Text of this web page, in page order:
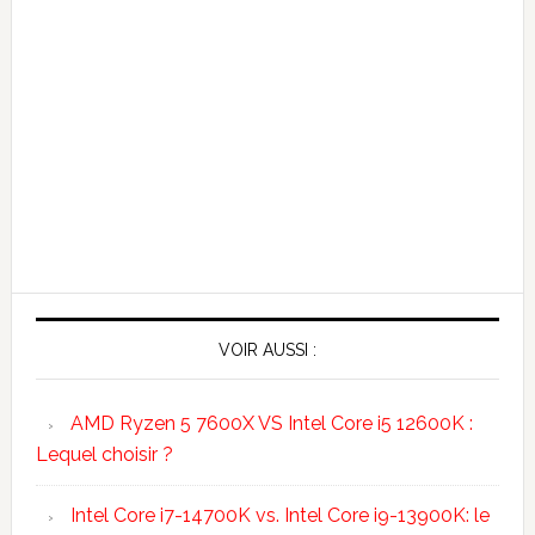
VOIR AUSSI :
AMD Ryzen 5 7600X VS Intel Core i5 12600K :
Lequel choisir ?
Intel Core i7-14700K vs. Intel Core i9-13900K: le